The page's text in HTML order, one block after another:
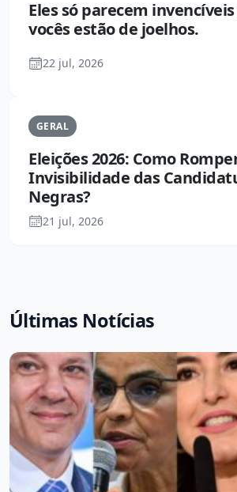
Eles só parecem
vocês estão de joelhos.
22 jul, 2026
GERAL
Eleições 2026: Como
Invisibilidade das
Negras?
21 jul, 2026
Últimas Notícias